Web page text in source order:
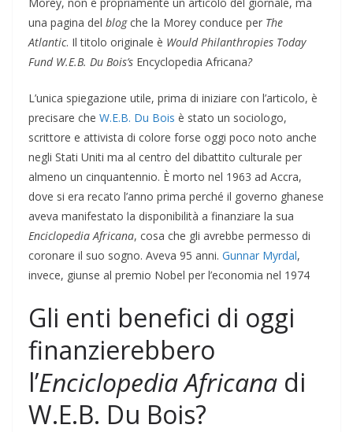
una pagina del blogche la Morey conduce per The
Atlantic. Il titolo originale è Would Philanthropies Today
Fund W.E.B. Du Bois’s Encyclopedia Africana?
L’unica spiegazione utile, prima di iniziare con l’articolo, è
precisare che W.E.B. Du Bois è stato un sociologo,
scrittore e attivista di colore forse oggi poco noto anche
negli Stati Uniti ma al centro del dibattito culturale per
almeno un cinquantennio. È morto nel 1963 ad Accra,
dove si era recato l’anno prima perché il governo ghanese
aveva manifestato la disponibilità a finanziare la sua
Enciclopedia Africana, cosa che gli avrebbe permesso di
coronare il suo sogno. Aveva 95 anni. Gunnar Myrdal,
invece, giunse al premio Nobel per l’economia nel 1974
Gli enti benefici di oggi
finanzierebbero
l’Enciclopedia Africana di
W.E.B. Du Bois?